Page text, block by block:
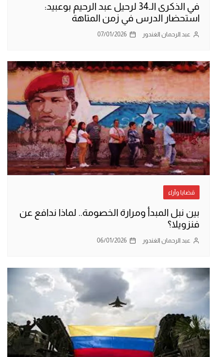
في الذكرى الـ34 لرحيل عبد الرحيم بوعبيد:
استحضار الدرس في زمن المتاهة
عبد الرحمان الغندور 07/01/2026
قضايا وآراء
بين نبل المبدأ ومرارة الخصومة.. لماذا ندافع عن
فنزويلا؟
عبد الرحمان الغندور 06/01/2026